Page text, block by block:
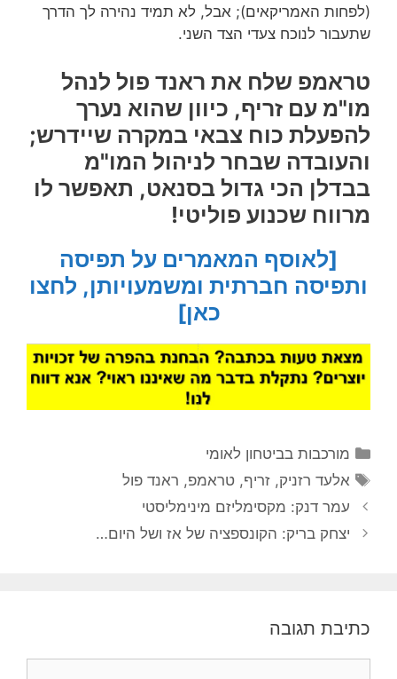
(לפחות האמריקאים); אבל, לא תמיד נהירה לך הדרך
שתעבור לנוכח צעדי הצד השני.
טראמפ שלח את ראנד פול לנהל
מו"מ עם זריף, כיוון שהוא נערך
להפעלת כוח צבאי במקרה שיידרש;
והעובדה שבחר לניהול המו"מ
בבדלן הכי גדול בסנאט, תאפשר לו
מרווח שכנוע פוליטי!
[לאוסף המאמרים על תפיסה
ותפיסה חברתית ומשמעויותן, לחצו
כאן]
קטגוריות
מורכבות בביטחון לאומי
תגיות
אלעד רזניק,זריף,טראמפ, ראנד פול
עמר דנק: מקסימליזם מינימליסטי
יצחק בריק: הקונספציה של אז ושל היום…
כתיבת תגובה